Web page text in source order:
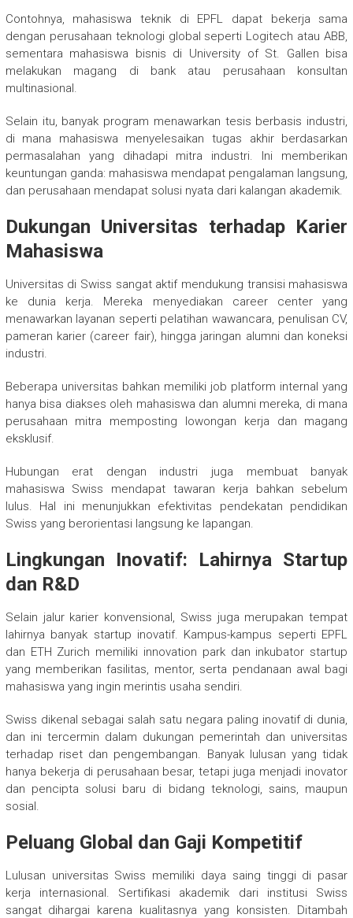
Contohnya, mahasiswa teknik di EPFL dapat bekerja sama
dengan perusahaan teknologi global seperti Logitech atau ABB,
sementara mahasiswa bisnis di University of St. Gallen bisa
melakukan magang di bank atau perusahaan konsultan
multinasional.
Selain itu, banyak program menawarkan tesis berbasis industri,
di mana mahasiswa menyelesaikan tugas akhir berdasarkan
permasalahan yang dihadapi mitra industri. Ini memberikan
keuntungan ganda: mahasiswa mendapat pengalaman langsung,
dan perusahaan mendapat solusi nyata dari kalangan akademik.
Dukungan Universitas terhadap Karier
Mahasiswa
Universitas di Swiss sangat aktif mendukung transisi mahasiswa
ke dunia kerja. Mereka menyediakan career center yang
menawarkan layanan seperti pelatihan wawancara, penulisan CV,
pameran karier (career fair), hingga jaringan alumni dan koneksi
industri.
Beberapa universitas bahkan memiliki job platform internal yang
hanya bisa diakses oleh mahasiswa dan alumni mereka, di mana
perusahaan mitra memposting lowongan kerja dan magang
eksklusif.
Hubungan erat dengan industri juga membuat banyak
mahasiswa Swiss mendapat tawaran kerja bahkan sebelum
lulus. Hal ini menunjukkan efektivitas pendekatan pendidikan
Swiss yang berorientasi langsung ke lapangan.
Lingkungan Inovatif: Lahirnya Startup
dan R&D
Selain jalur karier konvensional, Swiss juga merupakan tempat
lahirnya banyak startup inovatif. Kampus-kampus seperti EPFL
dan ETH Zurich memiliki innovation park dan inkubator startup
yang memberikan fasilitas, mentor, serta pendanaan awal bagi
mahasiswa yang ingin merintis usaha sendiri.
Swiss dikenal sebagai salah satu negara paling inovatif di dunia,
dan ini tercermin dalam dukungan pemerintah dan universitas
terhadap riset dan pengembangan. Banyak lulusan yang tidak
hanya bekerja di perusahaan besar, tetapi juga menjadi inovator
dan pencipta solusi baru di bidang teknologi, sains, maupun
sosial.
Peluang Global dan Gaji Kompetitif
Lulusan universitas Swiss memiliki daya saing tinggi di pasar
kerja internasional. Sertifikasi akademik dari institusi Swiss
sangat dihargai karena kualitasnya yang konsisten. Ditambah